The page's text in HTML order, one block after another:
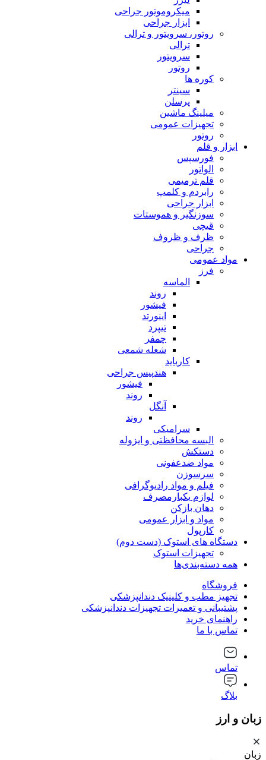
میکروموتور جراحی
ابزار جراحی
روتور، سرویتور و ترالی
ترالی
سرویتور
روتور
کوره ها
سینتر
پرسلن
میلینگ ماشین
تجهیزات عمومی
روتور
ابزار و قلم
فورسپس
الواتور
قلم ترمیمی
رابردم و کلمپ
ابزار جراحی
سوزنگیر و هموستات
قیچی
ظرف و ظروف
جراحی
مواد عمومی
فرز
الماسه
روند
فیشور
اینورتد
تیپرد
چمفر
شعله شمعی
کارباید
هندپیس جراحی
فیشور
روند
آنگل
روند
سرامیکی
البسه محافظتی و ایزوله
دستکش
مواد ضدعفونی
سرسوزن
فیلم و مواد رادیوگرافی
لوازم یکبارمصرف
دهان بازکن
مواد و ابزار عمومی
کارپول
دستگاه های استوک (دست دوم)
تجهیزات استوک
همه دسته‌بندی‌ها
فروشگاه
تجهیز مطب و کلینیک دندانپزشکی
پشتیبانی و تعمیرات تجهیزات دندانپزشکی
راهنمای خرید
تماس با ما
تماس
بلاگ
زبان و ارز
زبان